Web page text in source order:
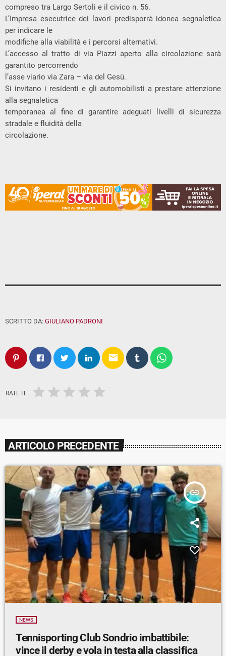
compreso tra Largo Sertoli e il civico n. 56.
L’Impresa esecutrice dei lavori predisporrà idonea segnaletica
per indicare le
modifiche alla viabilità e i percorsi alternativi.
L’accesso al tratto di via Piazzi aperto alla circolazione sarà
garantito percorrendo
l’asse viario via Zara – via del Gesù.
Si invitano i residenti e gli automobilisti a prestare attenzione
alla segnaletica
temporanea al fine di garantire adeguati livelli di sicurezza
stradale e fluidità della
circolazione.
SCRITTO DA: GIULIANO PADRONI
email
RATE IT
ARTICOLO PRECEDENTE
insert_link
NEWS
Tennisporting Club Sondrio imbattibile:
vince il derby e vola in testa alla classifica